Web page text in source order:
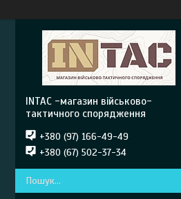
INTAC -магазин військово-
тактичного спорядження
+380 (97) 166-49-49
+380 (67) 502-37-34